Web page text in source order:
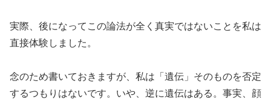
実際、後になってこの論法が全く真実ではないことを私は
直接体験しました。
念のため書いておきますが、私は「遺伝」そのものを否定
するつもりはないです。いや、逆に遺伝はある。事実、顔